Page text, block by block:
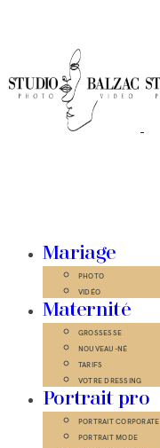
Mariage
PHOTO
VIDÉO
Maternité
GROSSESSE
NOUVEAU-NÉ
TARIFS
VOTRE DRESSING
Portrait pro
PORTRAIT CORPORATE
PORTRAIT MODE